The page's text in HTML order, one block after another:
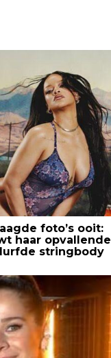
foto’s ooit:
haar opvallende
stringbody